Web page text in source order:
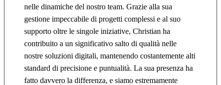
nelle dinamiche del nostro team. Grazie alla sua
gestione impeccabile di progetti complessi e al suo
supporto oltre le singole iniziative, Christian ha
contribuito a un significativo salto di qualità nelle
nostre soluzioni digitali, mantenendo costantemente alti
standard di precisione e puntualità. La sua presenza ha
fatto davvero la differenza, e siamo estremamente